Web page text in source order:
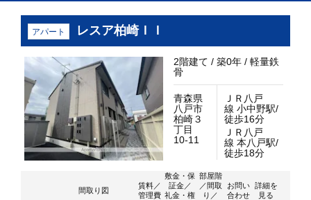
アパート レスア柏崎ＩＩ
2階建て / 築0年 / 軽量鉄
骨
青森県
八戸市
柏崎３
丁目
10-11
ＪＲ八戸
線 小中野駅/
徒歩16分
ＪＲ八戸
線 本八戸駅/
徒歩18分
間取り図
賃料／
管理費
敷金・保
証金／
礼金・権
部屋階
／間取
り／
お問い
合わせ
詳細を
見る